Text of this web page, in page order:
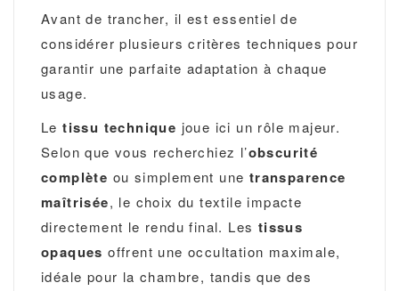
Avant de trancher, il est essentiel de
considérer plusieurs critères techniques pour
garantir une parfaite adaptation à chaque
usage.
Letissu technique joue ici un rôle majeur.
Selon que vous recherchiez l’obscurité
complète ou simplement une transparence
maîtrisée, le choix du textile impacte
directement le rendu final. Les tissus
opaques offrent une occultation maximale,
idéale pour la chambre, tandis que des